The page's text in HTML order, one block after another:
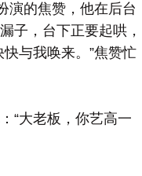
演的焦赞，他在后台
子，台下正要起哄，
与我唤来。”焦赞忙
“大老板，你艺高一